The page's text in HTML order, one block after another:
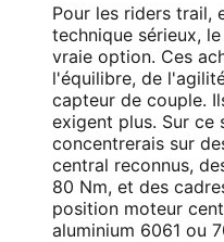
Pour les riders trail,
technique sérieux,
vraie option. Ces
l'équilibre, de
capteur de couple.
exigent plus. Sur ce
concentrerais sur
central reconnus,
80 Nm, et des
position moteur
aluminium 6061 ou